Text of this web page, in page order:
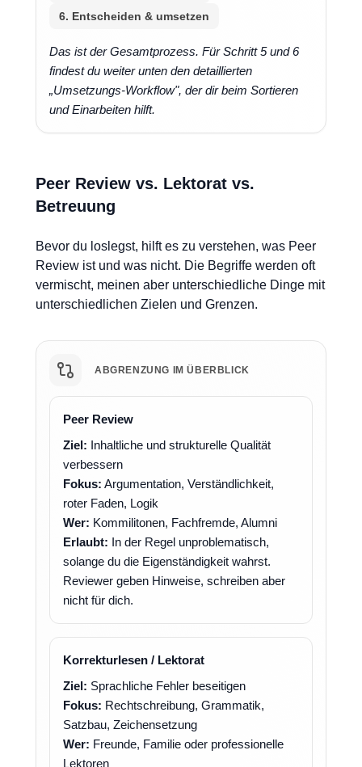
6. Entscheiden & umsetzen
Das ist der Gesamtprozess. Für Schritt 5 und 6
findest du weiter unten den detaillierten
„Umsetzungs-Workflow", der dir beim Sortieren
und Einarbeiten hilft.
Peer Review vs. Lektorat vs.
Betreuung
Bevor du loslegst, hilft es zu verstehen, was Peer
Review ist und was nicht. Die Begriffe werden oft
vermischt, meinen aber unterschiedliche Dinge mit
unterschiedlichen Zielen und Grenzen.
ABGRENZUNG IM ÜBERBLICK
Peer Review
Ziel: Inhaltliche und strukturelle Qualität
verbessern
Fokus: Argumentation, Verständlichkeit,
roter Faden, Logik
Wer: Kommilitonen, Fachfremde, Alumni
Erlaubt: In der Regel unproblematisch,
solange du die Eigenständigkeit wahrst.
Reviewer geben Hinweise, schreiben aber
nicht für dich.
Korrekturlesen / Lektorat
Ziel: Sprachliche Fehler beseitigen
Fokus: Rechtschreibung, Grammatik,
Satzbau, Zeichensetzung
Wer: Freunde, Familie oder professionelle
Lektoren